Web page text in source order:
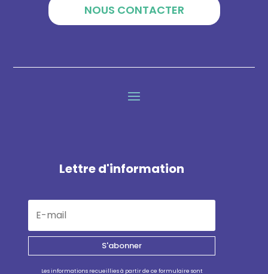
NOUS CONTACTER
Lettre d'information
S'abonner
Les informations recueillies à partir de ce formulaire sont